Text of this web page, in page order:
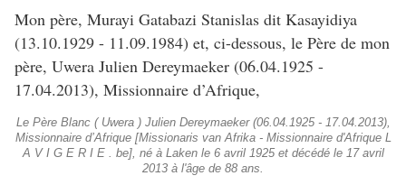
Mon père, Murayi Gatabazi Stanislas dit Kasayidiya
(13.10.1929 - 11.09.1984) et, ci-dessous, le Père de mon
père, Uwera Julien Dereymaeker (06.04.1925 -
17.04.2013), Missionnaire d’Afrique,
Le Père Blanc ( Uwera ) Julien Dereymaeker (06.04.1925 - 17.04.2013),
Missionnaire d’Afrique [Missionaris van Afrika - Missionnaire d'Afrique L
A V I G E R I E . be], né à Laken le 6 avril 1925 et décédé le 17 avril
2013 à l'âge de 88 ans.